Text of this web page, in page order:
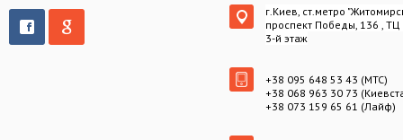
г.Киев, ст.метро
проспект Победы, 136 , ТЦ
3-й этаж
+38 095 648 53 43 (МТС)
+38 068 963 30 73
+38 073 159 65 61 (Лайф)